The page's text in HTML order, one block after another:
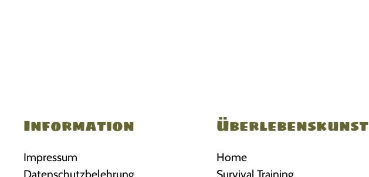
Information
Impressum
Datenschutzbelehrung
Überlebenskunst
Home
Survival Training